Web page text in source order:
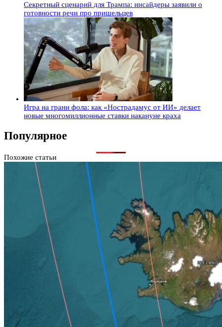
Секретный сценарий для Трампа: инсайдеры заявили о
готовности речи про пришельцев
Игра на грани фола: как «Нострадамус от ИИ» делает
новые многомиллионные ставки накануне краха
Популярное
Похожие статьи